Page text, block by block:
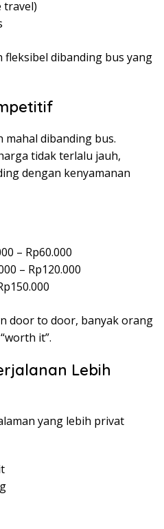
travel)
dibanding bus yang
dibanding bus.
tidak terlalu jauh,
dengan kenyamanan
– Rp60.000
– Rp120.000
door to door, banyak orang
it”.
Lebih
yang lebih privat